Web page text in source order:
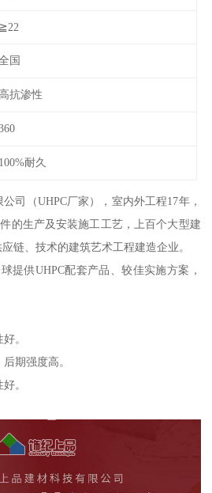
≧22
国
抗渗性
100%耐久
司（UHPC厂家），室内外工程17年，
的生产及安装施工工艺，上百个大型建
链、技术的建筑艺术工程建造企业。
供UHPC配套产品、较佳实施方案，
。
期强度高。
。